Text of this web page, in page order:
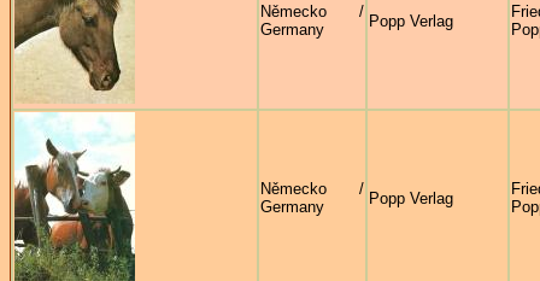
Německo /
Germany
Popp Verlag
Německo /
Germany
Popp Verlag